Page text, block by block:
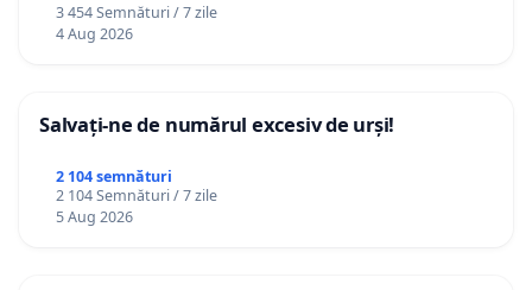
3 454 Semnături / 7 zile
4 Aug 2026
Salvați-ne de numărul excesiv de urși!
2 104 semnături
2 104 Semnături / 7 zile
5 Aug 2026